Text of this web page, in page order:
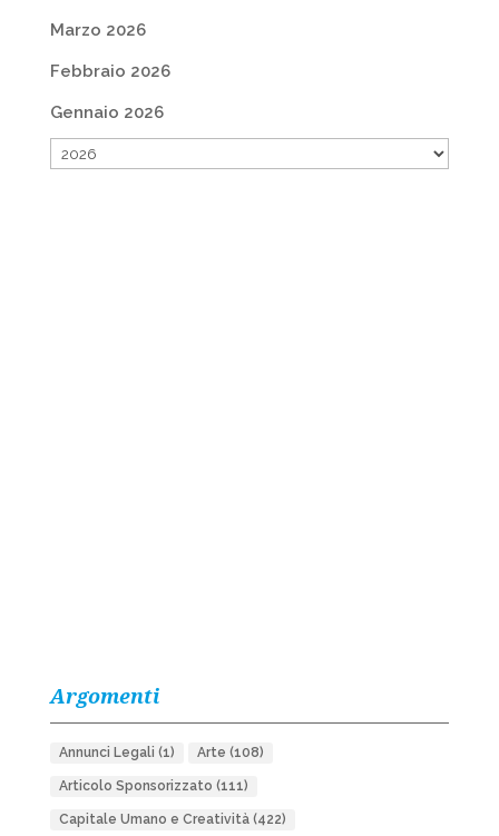
Marzo 2026
Febbraio 2026
Gennaio 2026
Argomenti
Annunci Legali (1) Arte (108)
Articolo Sponsorizzato (111)
Capitale Umano e Creatività(422)